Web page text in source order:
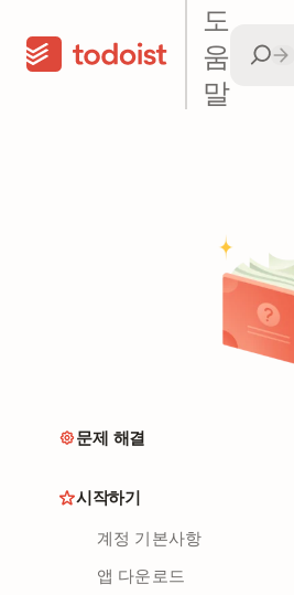
도
움
말
문제 해결
시작하기
계정 기본사항
앱 다운로드